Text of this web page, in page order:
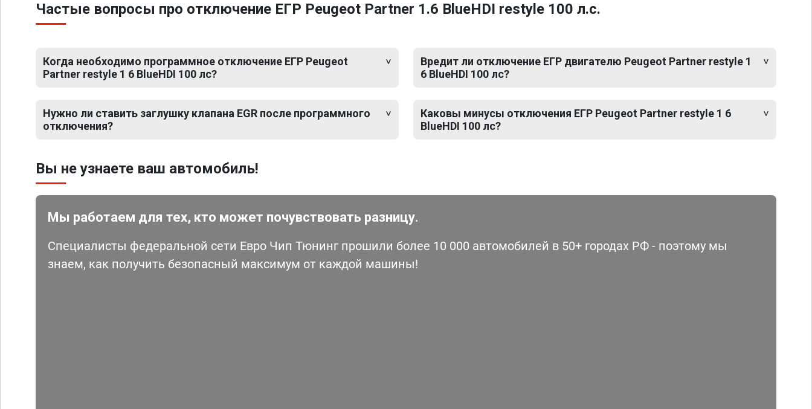
Частые вопросы про отключение ЕГР Peugeot Partner 1.6 BlueHDI restyle 100 л.с.
Когда необходимо программное отключение ЕГР Peugeot
Partner restyle 1 6 BlueHDI 100 лс?
Нужно ли ставить заглушку клапана EGR после программного
отключения?
Вредит ли отключение ЕГР двигателю Peugeot Partner restyle 1
6 BlueHDI 100 лс?
Каковы минусы отключения ЕГР Peugeot Partner restyle 1 6
BlueHDI 100 лс?
Вы не узнаете ваш автомобиль!
Мы работаем для тех, кто может почувствовать разницу.
Специалисты федеральной сети Евро Чип Тюнинг прошили более 10 000 автомобилей в 50+ городах РФ - поэтому мы
знаем, как получить безопасный максимум от каждой машины!